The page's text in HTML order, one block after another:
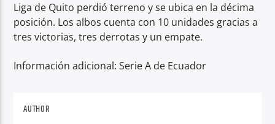
Liga de Quito perdió terreno y se ubica en la décima
posición. Los albos cuenta con 10 unidades gracias a
tres victorias, tres derrotas y un empate.
Información adicional: Serie A de Ecuador
AUTHOR